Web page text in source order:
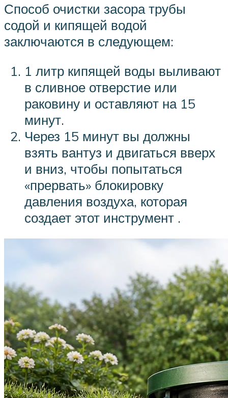
Способ очистки засора трубы
содой и кипящей водой
заключаются в следующем:
1 литр кипящей воды выливают
в сливное отверстие или
раковину и оставляют на 15
минут.
Через 15 минут вы должны
взять вантуз и двигаться вверх
и вниз, чтобы попытаться
«прервать» блокировку
давления воздуха, которая
создает этот инструмент .